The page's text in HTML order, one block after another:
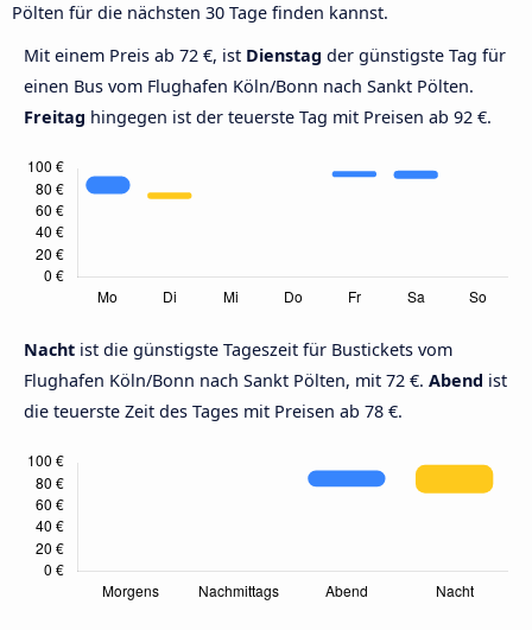
Pölten für die nächsten 30 Tage finden kannst.
Mit einem Preis ab 72 €, ist Dienstag der günstigste Tag für
einen Bus vom Flughafen Köln/Bonn nach Sankt Pölten.
Freitag hingegen ist der teuerste Tag mit Preisen ab 92 €.
Nacht ist die günstigste Tageszeit für Bustickets vom
Flughafen Köln/Bonn nach Sankt Pölten, mit 72 €. Abend ist
die teuerste Zeit des Tages mit Preisen ab 78 €.